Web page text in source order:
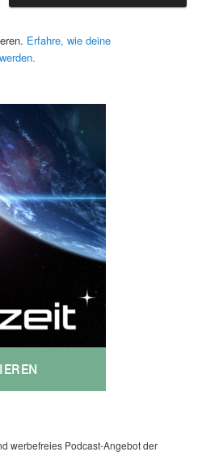
Erfahre, wie deine
werbefreies Podcast-Angebot der